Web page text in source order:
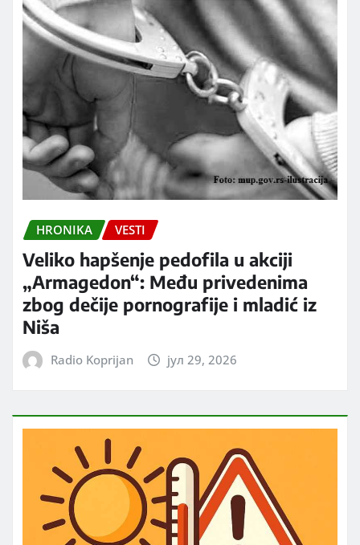
HRONIKA VESTI
Veliko hapšenje pedofila u akciji
„Armagedon“: Među privedenima
zbog dečije pornografije i mladić iz
Niša
Radio Koprijan јул 29, 2026